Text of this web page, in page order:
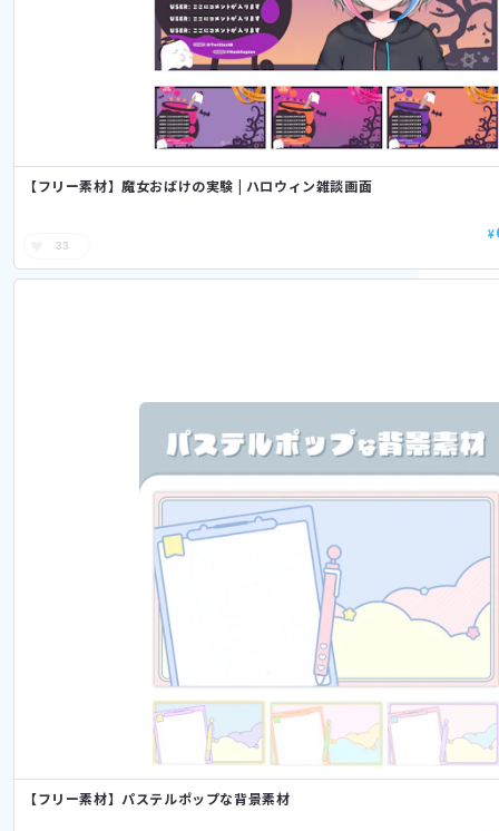
【フリー素材】魔女おばけの実験 | ハロウィン雑談画面
33
¥
【フリー素材】パステルポップな背景素材